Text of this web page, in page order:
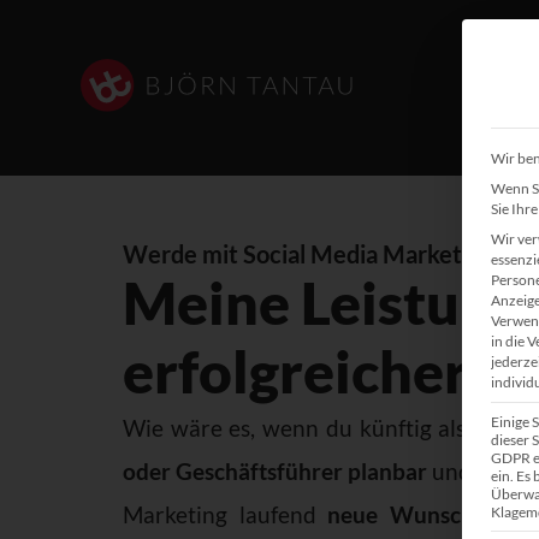
Werde mit Social Media Marketing
Meine
erfolgreicher
Wie wäre es, wenn du künftig als
oder Geschäftsführer planbar und
Marketing laufend neue
Wir
Wenn
Sie
Wir
in die
Einige
dieser
GDPR
ein. Es